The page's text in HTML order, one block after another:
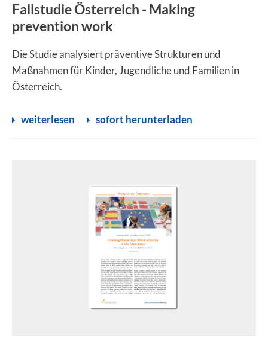
Fallstudie Österreich - Making
prevention work
Die Studie analysiert präventive Strukturen und
Maßnahmen für Kinder, Jugendliche und Familien in
Österreich.
weiterlesen sofort herunterladen